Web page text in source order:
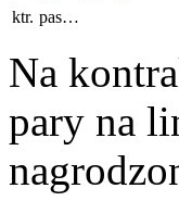
ktr. pas…
Na
pary na